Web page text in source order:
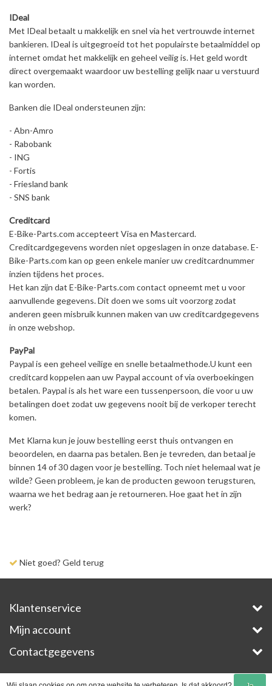
IDeal
Met IDeal betaalt u makkelijk en snel via het vertrouwde internet
bankieren. IDeal is uitgegroeid tot het populairste betaalmiddel op
internet omdat het makkelijk en geheel veilig is. Het geld wordt
direct overgemaakt waardoor uw bestelling gelijk naar u verstuurd
kan worden.
Banken die IDeal ondersteunen zijn:
- Abn-Amro
- Rabobank
- ING
- Fortis
- Friesland bank
- SNS bank
Creditcard
E-Bike-Parts.com accepteert Visa en Mastercard.
Creditcardgegevens worden niet opgeslagen in onze database. E-
Bike-Parts.com kan op geen enkele manier uw creditcardnummer
inzien tijdens het proces.
Het kan zijn dat E-Bike-Parts.com contact opneemt met u voor
aanvullende gegevens. Dit doen we soms uit voorzorg zodat
anderen geen misbruik kunnen maken van uw creditcardgegevens
in onze webshop.
PayPal
Paypal is een geheel veilige en snelle betaalmethode.U kunt een
creditcard koppelen aan uw Paypal account of via overboekingen
betalen. Paypal is als het ware een tussenpersoon, die voor u uw
betalingen doet zodat uw gegevens nooit bij de verkoper terecht
komen.
Met Klarna kun je jouw bestelling eerst thuis ontvangen en
beoordelen, en daarna pas betalen. Ben je tevreden, dan betaal je
binnen 14 of 30 dagen voor je bestelling. Toch niet helemaal wat je
wilde? Geen probleem, je kan de producten gewoon terugsturen,
waarna we het bedrag aan je retourneren. Hoe gaat het in zijn
werk?
Niet goed? Geld terug
Klantenservice
Mijn account
Contactgegevens
InStijl Media